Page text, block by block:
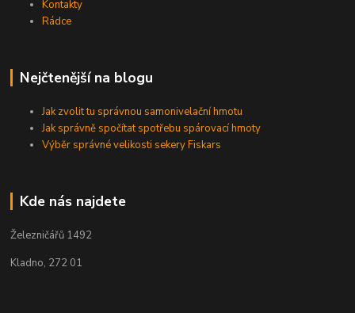
Kontakty
Rádce
Nejčtenější na blogu
Jak zvolit tu správnou samonivelační hmotu
Jak správně spočítat spotřebu spárovací hmoty
Výběr správné velikosti sekery Fiskars
Kde nás najdete
Železničářů 1492
Kladno, 272 01